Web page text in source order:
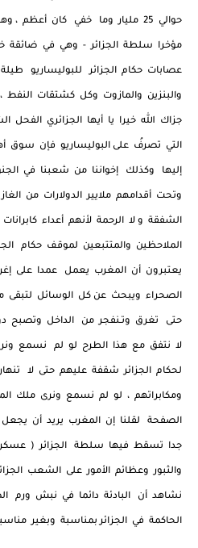
حوالي 25 مليار وما خفي كان
والبنزين والمازوت وكل كشتقات النفط
جزاك الله خيرا يا أيها الجزائري الفحل
التي تصرفُ على البوليساريو فإن سوق
إليها وكذلك إخواننا من شعبنا في
وتحت أقدامهم ملايير الدولارات من
الشفقة و لا الرحمة لأنهم أعداء
الملاحظين والمتتبعين لموقف حكام
يعتبرون أن المغرب يعمل عمدا على
الصحراء ويبحث عن كل الوسائل لتبقى
حتى تغرق وتـنفجر من الداخل وتصبح
لا نتفق مع هذا الطرح لو لم نسمع
لحكام الجزائر شقفة عليهم حتى لا
ومكابراتهم ، لو لم نسمع ونرى ملك
الصفحة لقلنا إن المغرب يريد أن
جدا تسقط فيها سلطة الجزائر ( عسكر
والثبور وعظائم الأمور على الشعب
نشاهد أن البادئة دائما في نبش ورم
الحاكمة في الجزائر بمناسبة وبغير